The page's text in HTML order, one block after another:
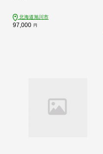
北海道旭川市
97,000 円